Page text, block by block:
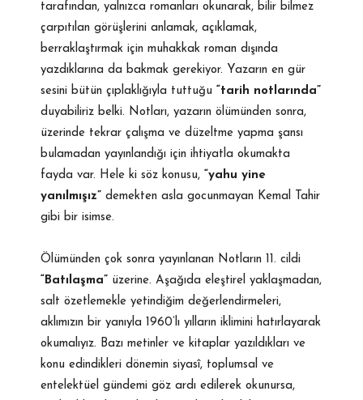
tarafından, yalnızca romanları okunarak, bilir bilmez
çarpıtılan görüşlerini anlamak, açıklamak,
berraklaştırmak için muhakkak roman dışında
yazdıklarına da bakmak gerekiyor. Yazarın en gür
sesini bütün çıplaklığıyla tuttuğu
“tarih notlarında”
duyabiliriz belki. Notları, yazarın ölümünden sonra,
üzerinde tekrar çalışma ve düzeltme yapma şansı
bulamadan yayınlandığı için ihtiyatla okumakta
fayda var. Hele ki söz konusu,
“yahu yine
yanılmışız” demekten asla gocunmayan Kemal Tahir
gibi bir isimse.
Ölümünden çok sonra yayınlanan Notların 11. cildi
“Batılaşma” üzerine. Aşağıda eleştirel yaklaşmadan,
salt özetlemekle yetindiğim değerlendirmeleri,
aklımızın bir yanıyla 1960’lı yılların iklimini hatırlayarak
okumalıyız. Bazı metinler ve kitaplar yazıldıkları ve
konu edindikleri dönemin siyasî, toplumsal ve
entelektüel gündemi göz ardı edilerek okunursa,